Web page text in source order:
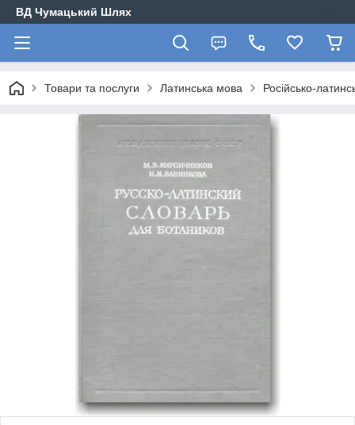
ВД Чумацький Шлях
Товари та послуги Латинська мова Російсько-